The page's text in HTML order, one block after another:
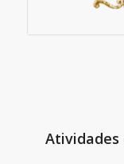
Atividades